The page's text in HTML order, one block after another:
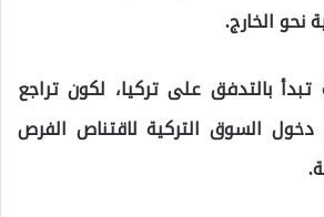
نحو الخارج.
تبدأ بالتدفق على تركيا، لكون تراجع
السوق التركية لاقتناص الفرص